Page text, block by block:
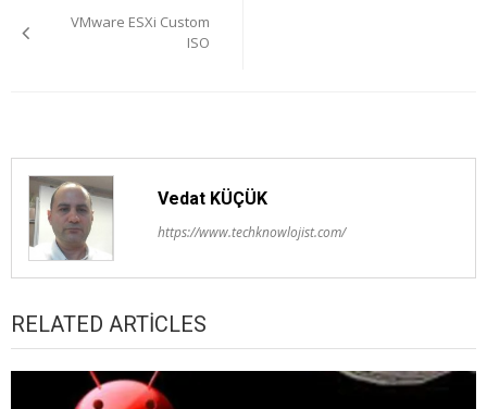
gezinmesi
VMware ESXi Custom
ISO
Vedat KÜÇÜK
https://www.techknowlojist.com/
RELATED ARTICLES